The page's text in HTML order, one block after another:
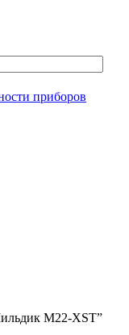
приборов
M22-XST”